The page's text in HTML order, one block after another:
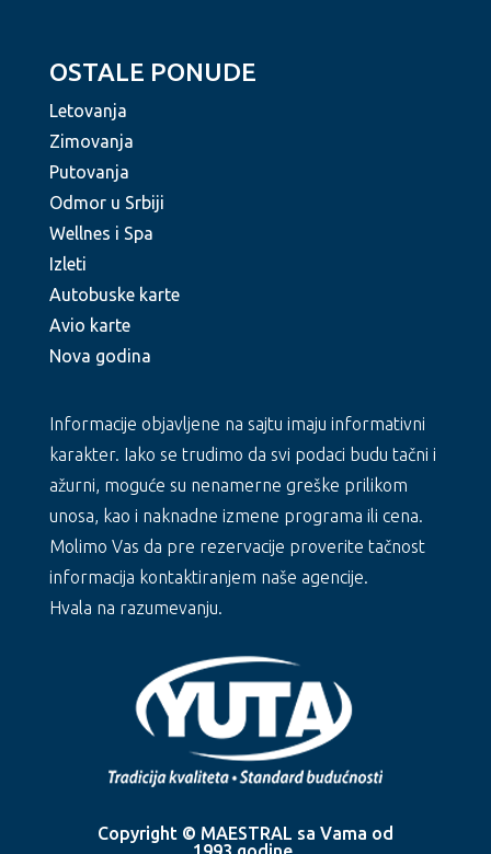
OSTALE PONUDE
Letovanja
Zimovanja
Putovanja
Odmor u Srbiji
Wellnes i Spa
Izleti
Autobuske karte
Avio karte
Nova godina
Informacije objavljene na sajtu imaju informativni
karakter. Iako se trudimo da svi podaci budu tačni i
ažurni, moguće su nenamerne greške prilikom
unosa, kao i naknadne izmene programa ili cena.
Molimo Vas da pre rezervacije proverite tačnost
informacija kontaktiranjem naše agencije.
Hvala na razumevanju.
Copyright © MAESTRAL sa Vama od